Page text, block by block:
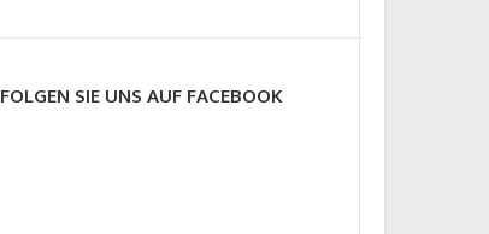
FOLGEN SIE UNS AUF FACEBOOK